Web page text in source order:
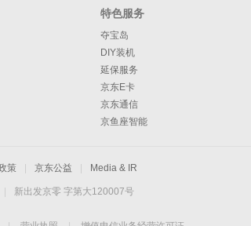
特色服务
夺宝岛
DIY装机
延保服务
京东E卡
京东通信
京鱼座智能
策 京东公益 Media & IR
新出发京零 字第大120007号